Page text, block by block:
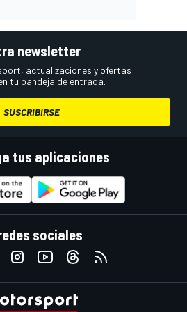
newsletter
actualizaciones y ofertas
tu bandeja de entrada.
SUSCRIBIRSE
tus aplicaciones
sociales